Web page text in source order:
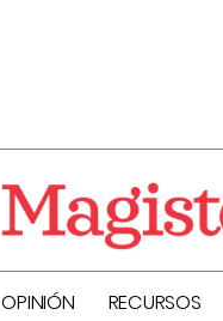
OPINIÓN RECURSOS